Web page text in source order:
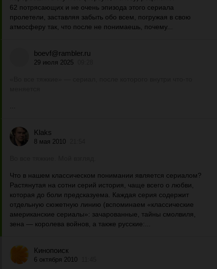
62 потрясающих и не очень эпизода этого сериала
пролетели, заставляя забыть обо всем, погружая в свою
атмосферу так, что после не понимаешь, почему...
boevf@rambler.ru
29 июля 2025
Klaks
8 мая 2010
Что в нашем классическом понимании является сериалом?
Растянутая на сотни серий история, чаще всего о любви,
которая до боли предсказуема. Каждая серия содержит
отдельную сюжетную линию (вспоминаем «классические
американские сериалы»: зачарованные, тайны смолвиля,
зена — королева войнов, а также русские:...
Кинопоиск
6 октября 2010